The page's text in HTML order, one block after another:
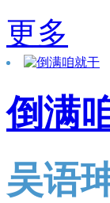
更多
倒满
吴语